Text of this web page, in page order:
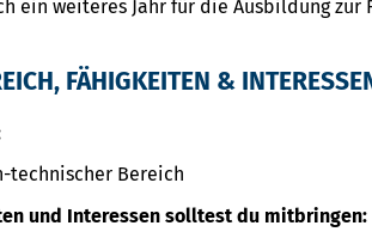
ein weiteres Jahr für die Ausbildung
FÄHIGKEITEN &
technischer Bereich
und Interessen solltest du mitbringen: